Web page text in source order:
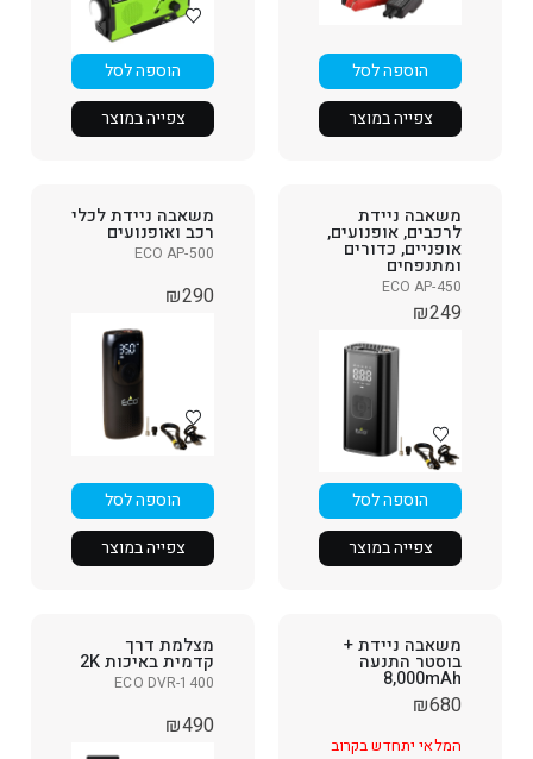
הוספה לסל
צפייה במוצר
הוספה לסל
צפייה במוצר
משאבה ניידת
לרכבים, אופנועים,
אופניים, כדורים
ומתנפחים
ECO AP-450
₪249
הוספה לסל
צפייה במוצר
משאבה ניידת לכלי
רכב ואופנועים
ECO AP-500
₪290
הוספה לסל
צפייה במוצר
משאבה ניידת +
בוסטר התנעה
8,000mAh
₪680
המלאי יתחדש בקרוב
מצלמת דרך
קדמית באיכות 2K
ECO DVR-1400
₪490